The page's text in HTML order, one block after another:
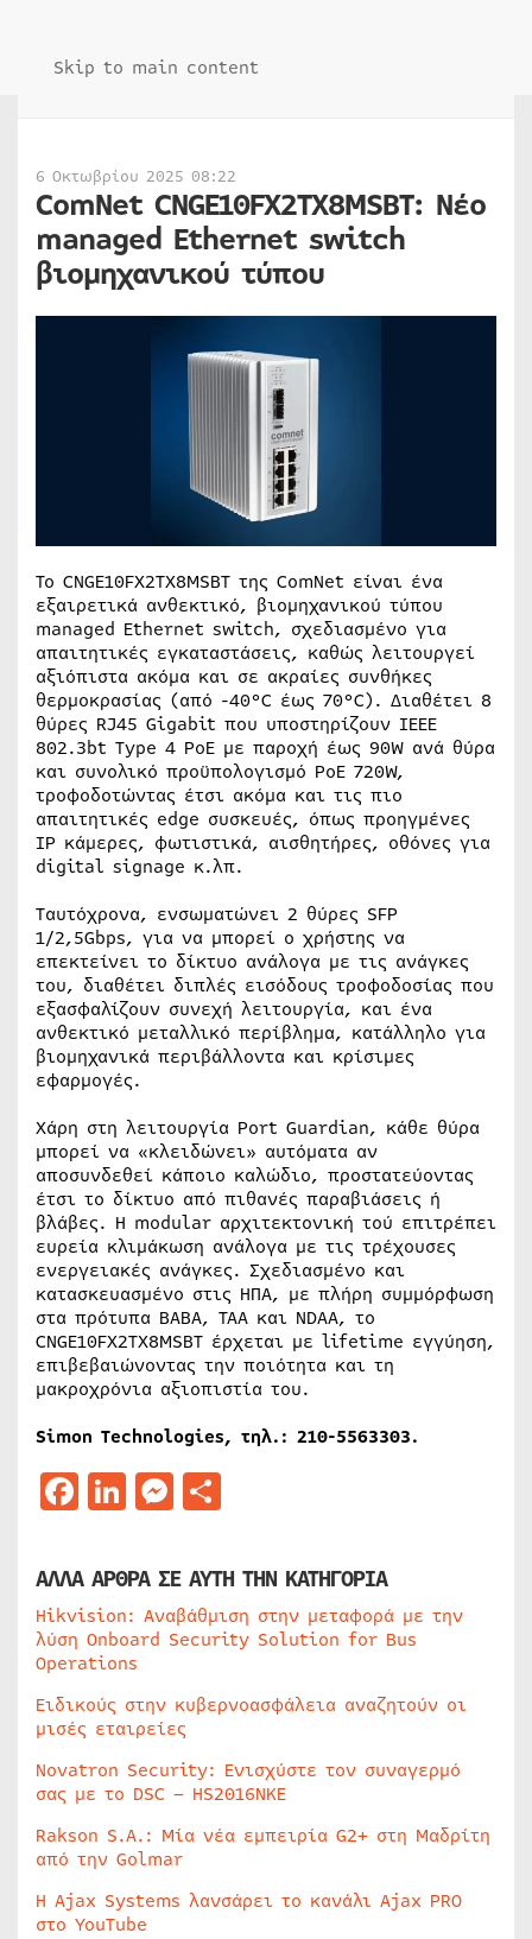
Skip to main content
6 Οκτωβρίου 2025 08:22
ComNet CNGE10FX2TX8MSBT: Νέο
managed Ethernet switch
βιομηχανικού τύπου
Το CNGE10FX2TX8MSBT της ComNet είναι ένα
εξαιρετικά ανθεκτικό, βιομηχανικού τύπου
managed Ethernet switch, σχεδιασμένο για
απαιτητικές εγκαταστάσεις, καθώς λειτουργεί
αξιόπιστα ακόμα και σε ακραίες συνθήκες
θερμοκρασίας (από -40°C έως 70°C). Διαθέτει 8
θύρες RJ45 Gigabit που υποστηρίζουν IEEE
802.3bt Type 4 PoE με παροχή έως 90W ανά θύρα
και συνολικό προϋπολογισμό PoE 720W,
τροφοδοτώντας έτσι ακόμα και τις πιο
απαιτητικές edge συσκευές, όπως προηγμένες
IP κάμερες, φωτιστικά, αισθητήρες, οθόνες για
digital signage κ.λπ.
Ταυτόχρονα, ενσωματώνει 2 θύρες SFP
1/2,5Gbps, για να μπορεί ο χρήστης να
επεκτείνει το δίκτυο ανάλογα με τις ανάγκες
του, διαθέτει διπλές εισόδους τροφοδοσίας που
εξασφαλίζουν συνεχή λειτουργία, και ένα
ανθεκτικό μεταλλικό περίβλημα, κατάλληλο για
βιομηχανικά περιβάλλοντα και κρίσιμες
εφαρμογές.
Χάρη στη λειτουργία Port Guardian, κάθε θύρα
μπορεί να «κλειδώνει» αυτόματα αν
αποσυνδεθεί κάποιο καλώδιο, προστατεύοντας
έτσι το δίκτυο από πιθανές παραβιάσεις ή
βλάβες. Η modular αρχιτεκτονική τού επιτρέπει
ευρεία κλιμάκωση ανάλογα με τις τρέχουσες
ενεργειακές ανάγκες. Σχεδιασμένο και
κατασκευασμένο στις ΗΠΑ, με πλήρη συμμόρφωση
στα πρότυπα BABA, TAA και NDAA, το
CNGE10FX2TX8MSBT έρχεται με lifetime εγγύηση,
επιβεβαιώνοντας την ποιότητα και τη
μακροχρόνια αξιοπιστία του.
Simon Technologies, τηλ.: 210-5563303.
Facebook
LinkedIn
Messenger
ΑΛΛΑ ΑΡΘΡΑ ΣΕ ΑΥΤΗ ΤΗΝ ΚΑΤΗΓΟΡΙΑ
Hikvision: Αναβάθμιση στην μεταφορά με την
λύση Onboard Security Solution for Bus
Operations
Ειδικούς στην κυβερνοασφάλεια αναζητούν οι
μισές εταιρείες
Novatron Security: Ενισχύστε τον συναγερμό
σας με το DSC – HS2016NKE
Rakson S.A.: Μία νέα εμπειρία G2+ στη Μαδρίτη
από την Golmar
Η Ajax Systems λανσάρει το κανάλι Ajax PRO
στο YouTube